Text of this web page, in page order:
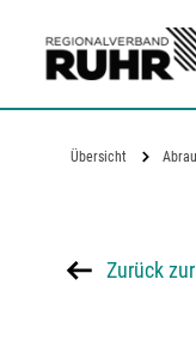
Übersicht
Zurück